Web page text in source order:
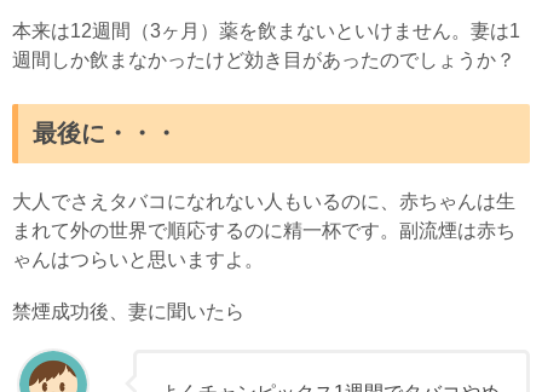
本来は12週間（3ヶ月）薬を飲まないといけません。妻は1
週間しか飲まなかったけど効き目があったのでしょうか？
最後に・・・
大人でさえタバコになれない人もいるのに、赤ちゃんは生
まれて外の世界で順応するのに精一杯です。副流煙は赤ち
ゃんはつらいと思いますよ。
禁煙成功後、妻に聞いたら